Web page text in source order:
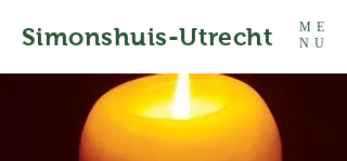
ME
NU
Simonshuis-Utrecht